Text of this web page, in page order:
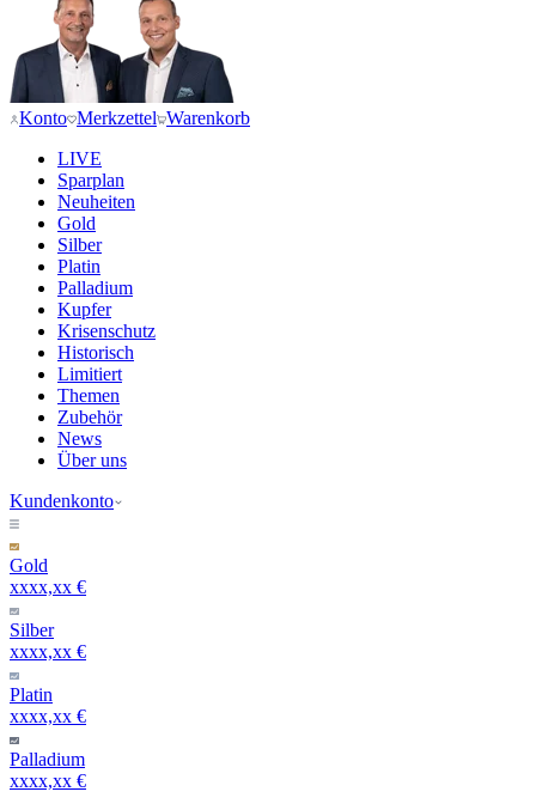
Konto Merkzettel Warenkorb
LIVE
Sparplan
Neuheiten
Gold
Silber
Platin
Palladium
Kupfer
Krisenschutz
Historisch
Limitiert
Themen
Zubehör
News
Über uns
Kundenkonto
Gold
xxxx,xx €
Silber
xxxx,xx €
Platin
xxxx,xx €
Palladium
xxxx,xx €